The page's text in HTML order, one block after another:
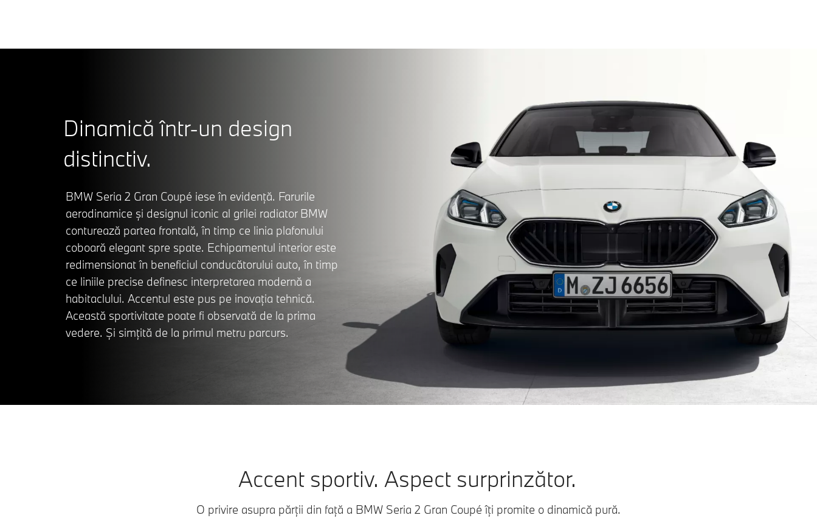
Dinamică într-un design
distinctiv.
BMW Seria 2 Gran Coupé iese în evidență. Farurile
aerodinamice și designul iconic al grilei radiator BMW
conturează partea frontală, în timp ce linia plafonului
coboară elegant spre spate. Echipamentul interior este
redimensionat în beneficiul conducătorului auto, în timp
ce liniile precise definesc interpretarea modernă a
habitaclului. Accentul este pus pe inovația tehnică.
Această sportivitate poate fi observată de la prima
vedere. Și simțită de la primul metru parcurs.
Accent sportiv. Aspect surprinzător.
O privire asupra părții din față a BMW Seria 2 Gran Coupé îți promite o dinamică pură.